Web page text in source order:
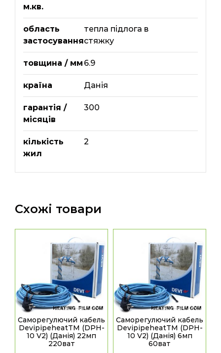
м.кв.
область
застосування
тепла підлога в
стяжку
товщина / мм 6.9
країна Данія
гарантія /
місяців
300
кількість
жил
2
Схожі товари
Саморегулючий кабель
DevipipeheatТМ (DPH-
10 V2) (Данія) 22мп
220ват
Саморегулючий кабель
DevipipeheatТМ (DPH-
10 V2) (Данія) 6мп
60ват